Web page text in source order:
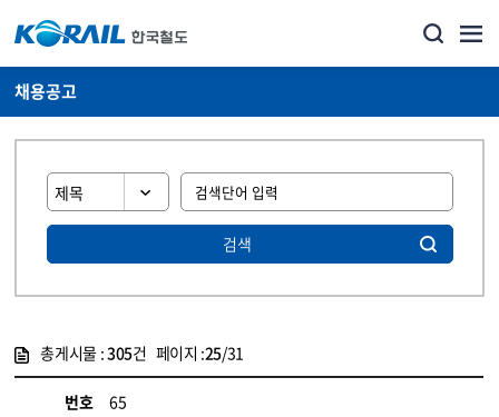
채용공고
검색
총게시물 :305건 페이지 :25/31
번호
65